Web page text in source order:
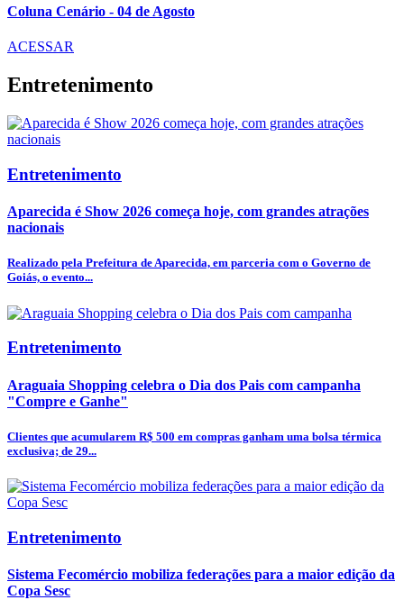
Coluna Cenário - 04 de Agosto
ACESSAR
Entretenimento
Entretenimento
Aparecida é Show 2026 começa hoje, com grandes atrações
nacionais
Realizado pela Prefeitura de Aparecida, em parceria com o Governo de
Goiás, o evento...
Entretenimento
Araguaia Shopping celebra o Dia dos Pais com campanha
"Compre e Ganhe"
Clientes que acumularem R$ 500 em compras ganham uma bolsa térmica
exclusiva; de 29...
Entretenimento
Sistema Fecomércio mobiliza federações para a maior edição da
Copa Sesc